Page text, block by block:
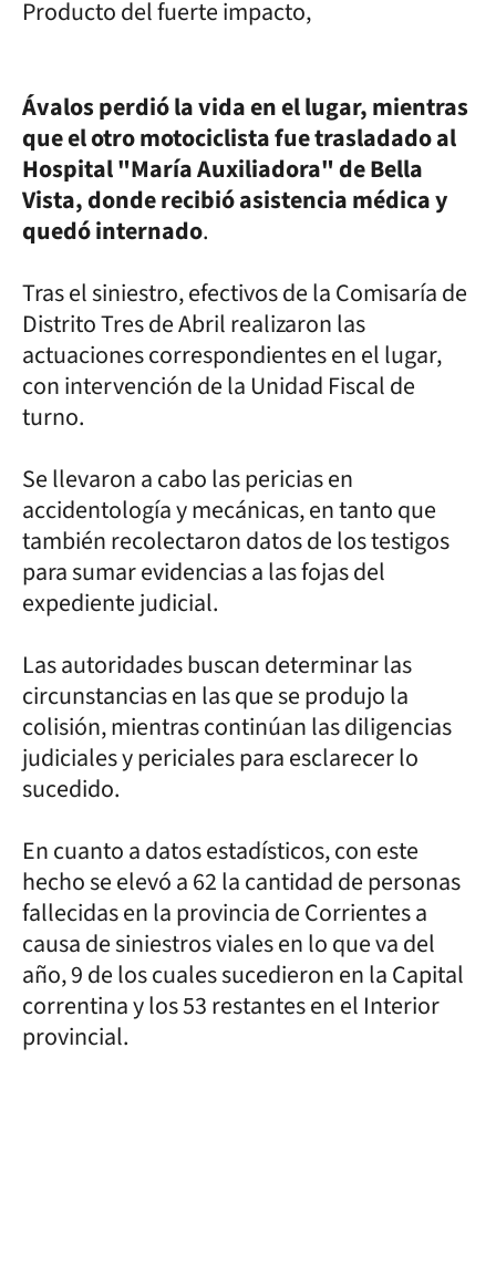
Producto del fuerte impacto,
Ávalos perdió la vida en el lugar, mientras
que el otro motociclista fue trasladado al
Hospital "María Auxiliadora" de Bella
Vista, donde recibió asistencia médica y
quedó internado.
Tras el siniestro, efectivos de la Comisaría de
Distrito Tres de Abril realizaron las
actuaciones correspondientes en el lugar,
con intervención de la Unidad Fiscal de
turno.
Se llevaron a cabo las pericias en
accidentología y mecánicas, en tanto que
también recolectaron datos de los testigos
para sumar evidencias a las fojas del
expediente judicial.
Las autoridades buscan determinar las
circunstancias en las que se produjo la
colisión, mientras continúan las diligencias
judiciales y periciales para esclarecer lo
sucedido.
En cuanto a datos estadísticos, con este
hecho se elevó a 62 la cantidad de personas
fallecidas en la provincia de Corrientes a
causa de siniestros viales en lo que va del
año, 9 de los cuales sucedieron en la Capital
correntina y los 53 restantes en el Interior
provincial.